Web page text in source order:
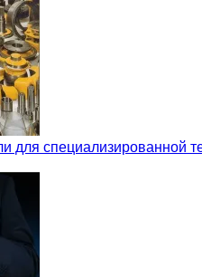
для специализированной